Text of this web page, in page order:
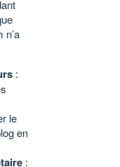
n’a
:
le
en
: